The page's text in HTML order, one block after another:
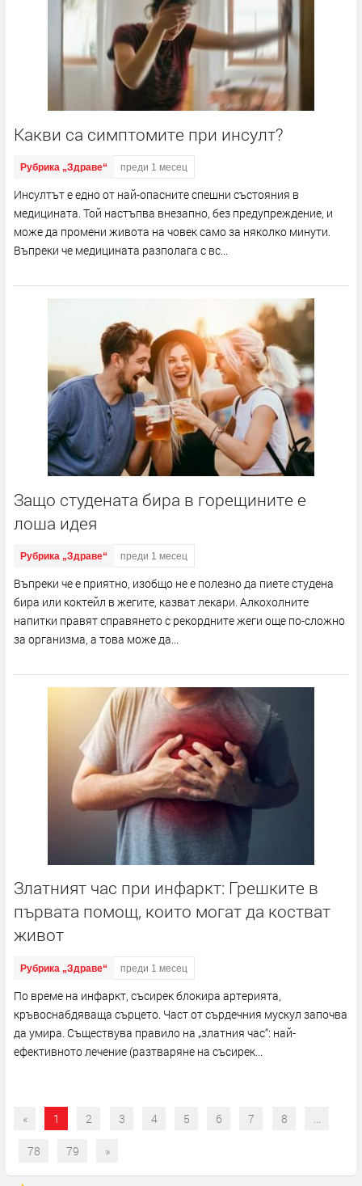
Какви са симптомите при инсулт?
Рубрика „Здраве“ преди 1 месец
Инсултът е едно от най-опасните спешни състояния в
медицината. Той настъпва внезапно, без предупреждение, и
може да промени живота на човек само за няколко минути.
Въпреки че медицината разполага с вс...
Защо студената бира в горещините е
лоша идея
Рубрика „Здраве“ преди 1 месец
Въпреки че е приятно, изобщо не е полезно да пиете студена
бира или коктейл в жегите, казват лекари. Алкохолните
напитки правят справянето с рекордните жеги още по-сложно
за организма, а това може да...
Златният час при инфаркт: Грешките в
първата помощ, които могат да костват
живот
Рубрика „Здраве“ преди 1 месец
По време на инфаркт, съсирек блокира артерията,
кръвоснабдяваща сърцето. Част от сърдечния мускул започва
да умира. Съществува правило на „златния час“: най-
ефективното лечение (разтваряне на съсирек...
« 1 2 3 4 5 6 7 8 ...
78 79 »